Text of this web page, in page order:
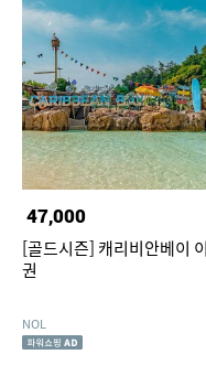
47,000
[골드시즌] 캐리비안베이
권
NOL